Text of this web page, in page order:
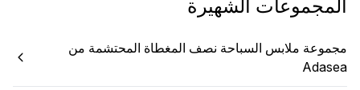
المجموعات الشهيرة
مجموعة ملابس السباحة نصف المغطاة المحتشمة من
Adasea